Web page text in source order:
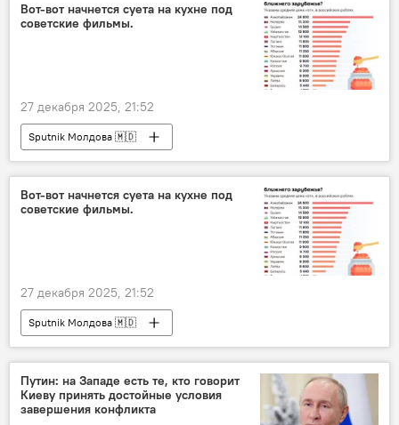
Вот-вот начнется суета на кухне под
советские фильмы.
27 декабря 2025, 21:52
Sputnik Молдова 🇲🇩
Вот-вот начнется суета на кухне под
советские фильмы.
27 декабря 2025, 21:52
Sputnik Молдова 🇲🇩
Путин: на Западе есть те, кто говорит
Киеву принять достойные условия
завершения конфликта